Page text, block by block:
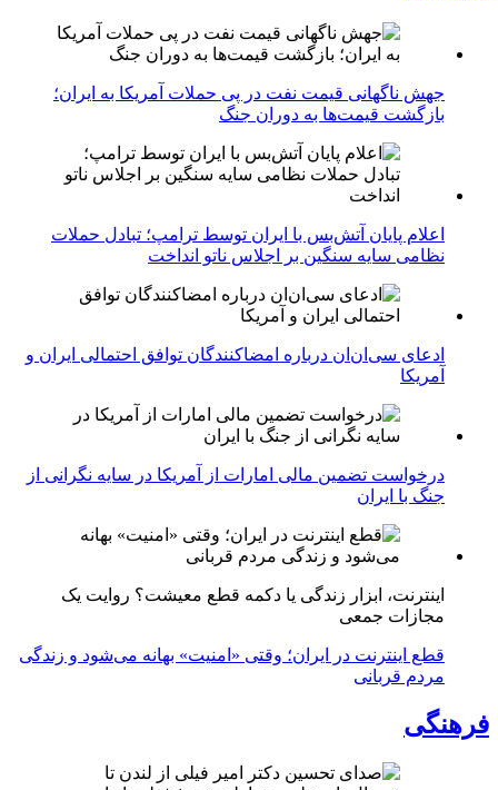
جهش ناگهانی قیمت نفت در پی حملات آمریکا به ایران؛
بازگشت قیمت‌ها به دوران جنگ
اعلام پایان آتش‌بس با ایران توسط ترامپ؛ تبادل حملات
نظامی سایه سنگین بر اجلاس ناتو انداخت
ادعای سی‌ان‌ان درباره امضاکنندگان توافق احتمالی ایران و
آمریکا
درخواست تضمین مالی امارات از آمریکا در سایه نگرانی از
جنگ با ایران
اینترنت، ابزار زندگی یا دکمه قطع معیشت؟ روایت یک
مجازات جمعی
قطع اینترنت در ایران؛ وقتی «امنیت» بهانه می‌شود و زندگی
مردم قربانی
فرهنگی